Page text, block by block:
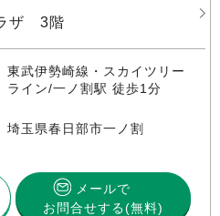
ザ 3階
東武伊勢崎線・スカイツリー
ライン/一ノ割駅 徒歩1分
埼玉県春日部市一ノ割
メールで
お問合せする(無料)